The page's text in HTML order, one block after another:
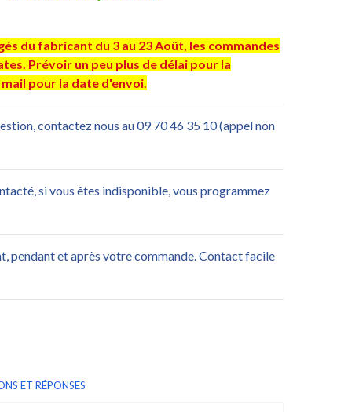
du fabricant du 3 au 23 Août, les commandes
Prévoir un peu plus de délai pour la
pour la date d'envoi.
contactez nous au 09 70 46 35 10 (appel non
si vous êtes indisponible, vous programmez
pendant et après votre commande. Contact facile
ET RÉPONSES